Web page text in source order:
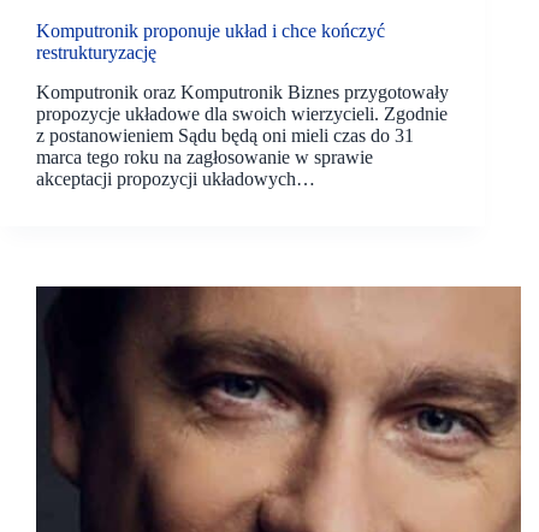
Komputronik proponuje układ i chce kończyć
restrukturyzację
Komputronik oraz Komputronik Biznes przygotowały
propozycje układowe dla swoich wierzycieli. Zgodnie
z postanowieniem Sądu będą oni mieli czas do 31
marca tego roku na zagłosowanie w sprawie
akceptacji propozycji układowych…